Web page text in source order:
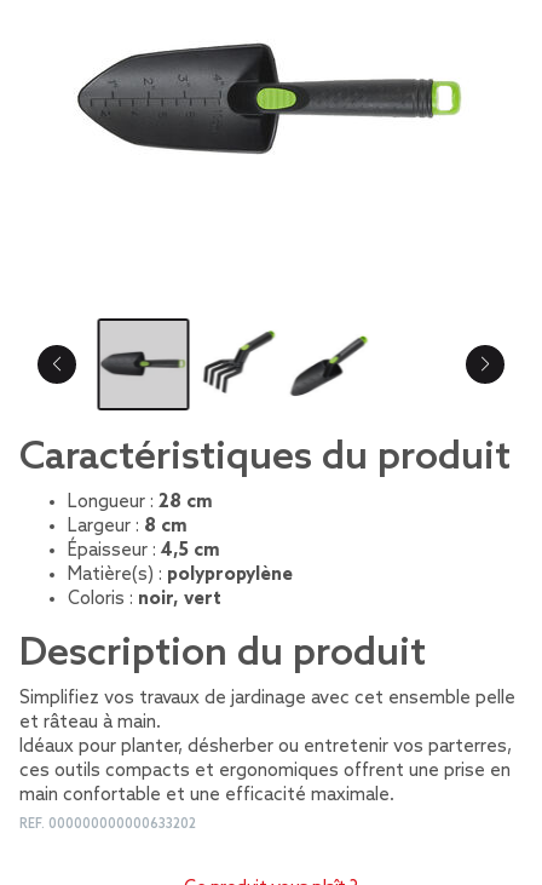
Caractéristiques du produit
Longueur : 28 cm
Largeur : 8 cm
Épaisseur : 4,5 cm
Matière(s) : polypropylène
Coloris : noir, vert
Description du produit
Simplifiez vos travaux de jardinage avec cet ensemble pelle
et râteau à main.
Idéaux pour planter, désherber ou entretenir vos parterres,
ces outils compacts et ergonomiques offrent une prise en
main confortable et une efficacité maximale.
REF. 000000000000633202